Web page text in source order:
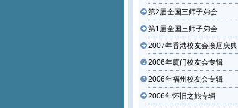
第2届全国三师子弟会
第1届全国三师子弟会
2007年香港校友会換屆庆典
2006年廈门校友会专辑
2006年福州校友会专辑
2006年怀旧之旅专辑